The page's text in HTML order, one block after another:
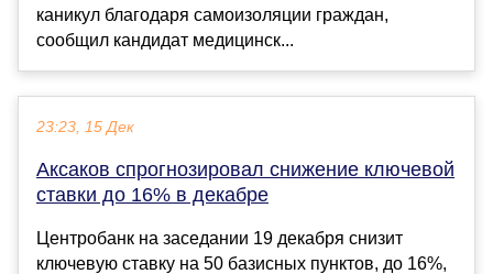
каникул благодаря самоизоляции граждан,
сообщил кандидат медицинск...
23:23, 15 Дек
Аксаков спрогнозировал снижение ключевой
ставки до 16% в декабре
Центробанк на заседании 19 декабря снизит
ключевую ставку на 50 базисных пунктов, до 16%,